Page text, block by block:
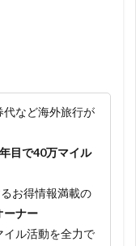
代など海外旅行が
目で40万マイル
お得情報満載の
ーナー
イル活動を全力で